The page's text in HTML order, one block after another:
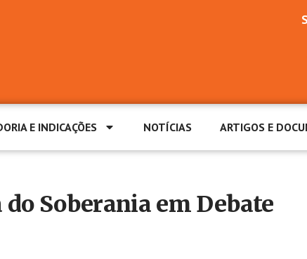
E INDICAÇÕES NOTÍCIAS ARTIGOS E
Soberania em Debate